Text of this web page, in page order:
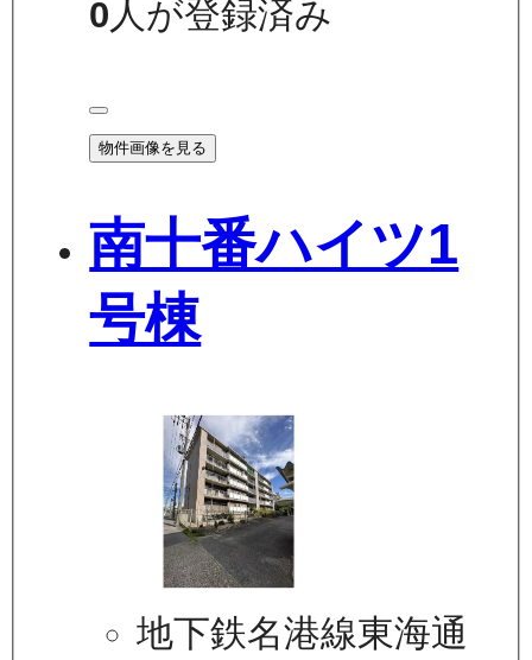
0 人が登録済み
物件画像を見る
南十番ハイツ1
号棟
地下鉄名港線東海通